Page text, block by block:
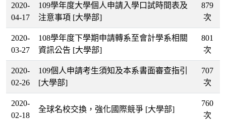
2020-
04-17
109學年度大學個人申請入學口試時間表及
注意事項 [大學部]
879
次
2020-
03-27
108學年度下學期申請轉系至會計學系相關
資訊公告 [大學部]
801
次
2020-
02-26
109個人申請考生須知及本系書面審查指引
[大學部]
707
次
2020-
02-18
全球名校交換，強化國際競爭 [大學部]
760
次